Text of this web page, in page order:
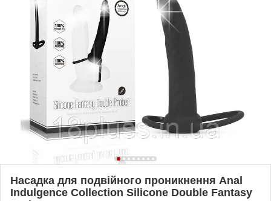
Насадка для подвійного проникнення Anal
Indulgence Collection Silicone Double Fantasy